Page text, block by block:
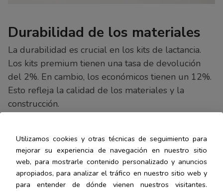
Durabilidad de los materiales
La durabilidad es crucial en los kits de lactancia.
Los kits premium tienen una tasa de devolución
del 2%. En cambio, los económicos tienen un 12%.
Esto refleja la calidad de los materiales y la
construcción.
Kits Premium
Costo
30-50%
menos
Mayor inversión
inicial
Utilizamos cookies y otras técnicas de seguimiento para
mejorar su experiencia de navegación en nuestro sitio
web, para mostrarle contenido personalizado y anuncios
apropiados, para analizar el tráfico en nuestro sitio web y
para entender de dónde vienen nuestros visitantes.